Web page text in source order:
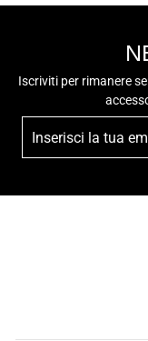
Iscriviti per rimanere